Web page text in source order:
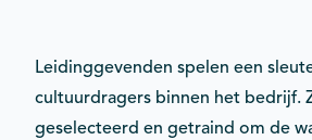
Leidinggevenden spelen een
cultuurdragers binnen het bedrijf.
geselecteerd en getraind om de